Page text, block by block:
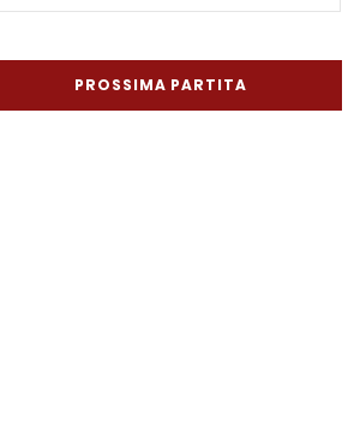
PROSSIMA PARTITA